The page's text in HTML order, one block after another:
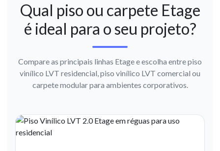
Qual piso ou carpete Etage
é ideal para o seu projeto?
Compare as principais linhas Etage e escolha entre piso
vinílico LVT residencial, piso vinílico LVT comercial ou
carpete modular para ambientes corporativos.